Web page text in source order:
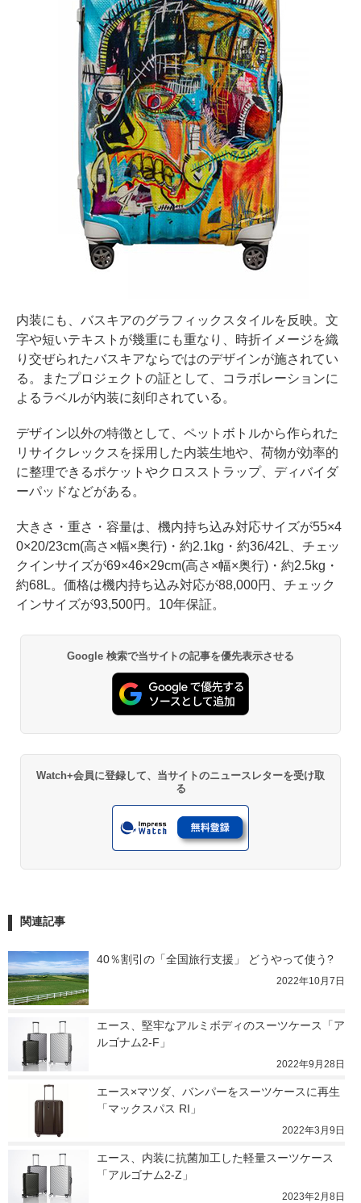
内装にも、バスキアのグラフィックスタイルを反映。文
字や短いテキストが幾重にも重なり、時折イメージを織
り交ぜられたバスキアならではのデザインが施されてい
る。またプロジェクトの証として、コラボレーションに
よるラベルが内装に刻印されている。
デザイン以外の特徴として、ペットボトルから作られた
リサイクレックスを採用した内装生地や、荷物が効率的
に整理できるポケットやクロスストラップ、ディバイダ
ーパッドなどがある。
大きさ・重さ・容量は、機内持ち込み対応サイズが55×4
0×20/23cm(高さ×幅×奥行)・約2.1kg・約36/42L、チェッ
クインサイズが69×46×29cm(高さ×幅×奥行)・約2.5kg・
約68L。価格は機内持ち込み対応が88,000円、チェック
インサイズが93,500円。10年保証。
Google 検索で当サイトの記事を優先表示させる
Watch+会員に登録して、当サイトのニュースレターを受け取
る
関連記事
40％割引の「全国旅行支援」 どうやって使う?
2022年10月7日
エース、堅牢なアルミボディのスーツケース「ア
ルゴナム2-F」
2022年9月28日
エース×マツダ、バンパーをスーツケースに再生
「マックスパス RI」
2022年3月9日
エース、内装に抗菌加工した軽量スーツケース
「アルゴナム2-Z」
2023年2月8日